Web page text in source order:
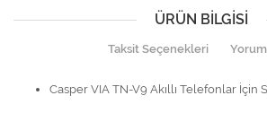
ÜRÜN BILGISI
Taksit Seçenekleri
Casper VIA TN-V9 Akıllı Telefonlar İçin